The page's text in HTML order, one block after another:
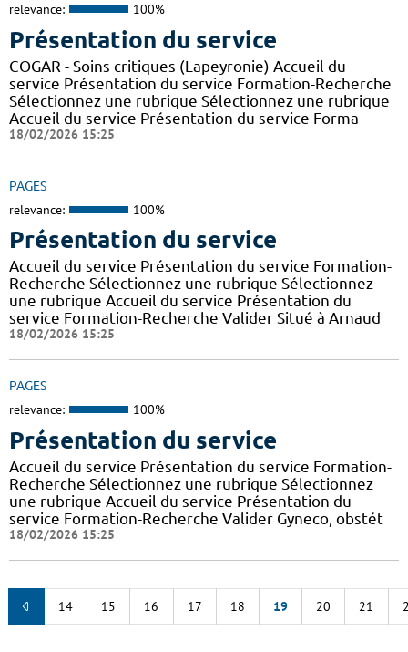
relevance: 100%
Présentation du service
COGAR - Soins critiques (Lapeyronie) Accueil du
service Présentation du service Formation-Recherche
Sélectionnez une rubrique Sélectionnez une rubrique
Accueil du service Présentation du service Forma
18/02/2026 15:25
PAGES
relevance: 100%
Présentation du service
Accueil du service Présentation du service Formation-
Recherche Sélectionnez une rubrique Sélectionnez
une rubrique Accueil du service Présentation du
service Formation-Recherche Valider Situé à Arnaud
18/02/2026 15:25
PAGES
relevance: 100%
Présentation du service
Accueil du service Présentation du service Formation-
Recherche Sélectionnez une rubrique Sélectionnez
une rubrique Accueil du service Présentation du
service Formation-Recherche Valider Gyneco, obstét
18/02/2026 15:25
14 15 16 17 18 19 20 21